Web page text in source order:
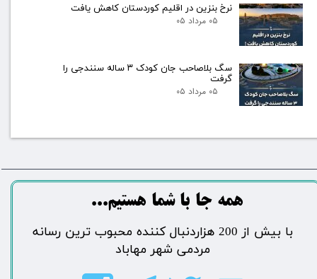
نرخ بنزین در اقلیم کوردستان کاهش یافت
۰۵ مرداد ۰۵
سگ بلاصاحب جان کودک ۳ ساله سنندجی را
گرفت
۰۵ مرداد ۰۵
​​​همه جا با شما هستیم...​​​​​​​​​​​​​​
​با بیش از 200 هزاردنبال کننده محبوب ترین رسانه
مردمی شهر مهاباد​​​​​​​​​​​​​​